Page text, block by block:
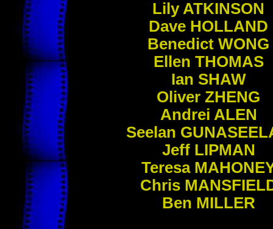
Lily ATKINSON
Dave HOLLAND
Benedict WONG
Ellen THOMAS
Ian SHAW
Oliver ZHENG
Andrei ALEN
Seelan
Jeff LIPMAN
Teresa
Chris
Ben MILLER